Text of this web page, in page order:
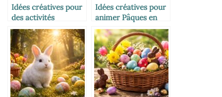
Idées créatives pour
des activités
manuelles originales
à Pâques
Idées créatives pour
animer Pâques en
crèche